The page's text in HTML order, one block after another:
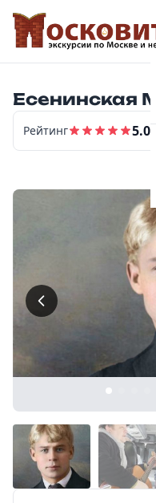
Есенинская
Рейтинг 5.0